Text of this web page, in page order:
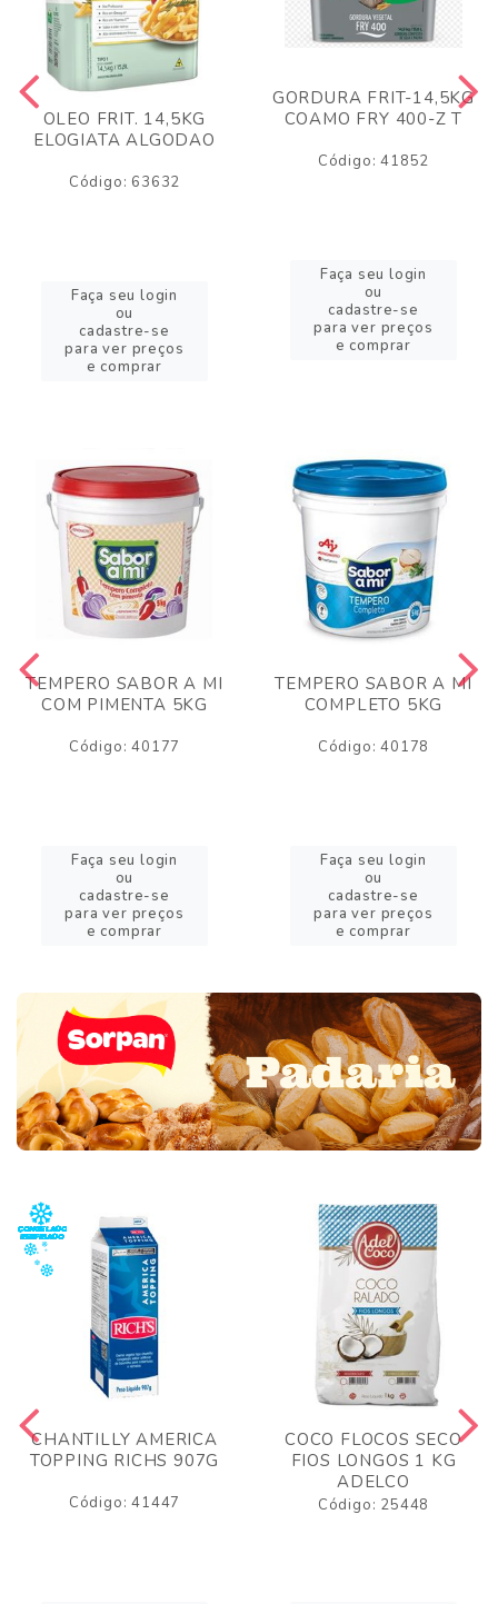
OLEO FRIT. 14,5KG
ELOGIATA ALGODAO
Código: 63632
Faça seu login
ou
cadastre-se
para ver preços
e comprar
GORDURA FRIT-14,5KG
COAMO FRY 400-Z T
Código: 41852
Faça seu login
ou
cadastre-se
para ver preços
e comprar
TEMPERO SABOR A MI
COM PIMENTA 5KG
Código: 40177
Faça seu login
ou
cadastre-se
para ver preços
e comprar
TEMPERO SABOR A MI
COMPLETO 5KG
Código: 40178
Faça seu login
ou
cadastre-se
para ver preços
e comprar
CHANTILLY AMERICA
TOPPING RICHS 907G
Código: 41447
COCO FLOCOS SECO
FIOS LONGOS 1 KG
ADELCO
Código: 25448